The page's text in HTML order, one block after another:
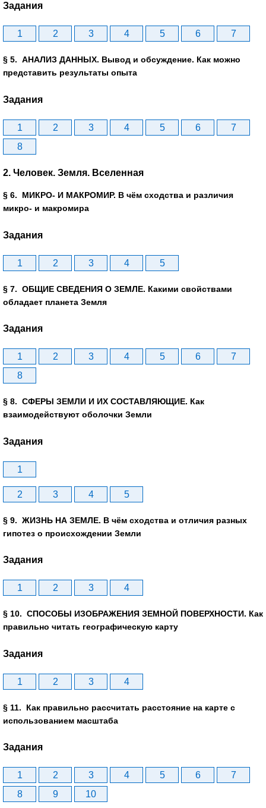
Задания
1 2 3 4 5 6 7
§ 5. АНАЛИЗ ДАННЫХ. Вывод и обсуждение. Как можно
представить результаты опыта
Задания
1 2 3 4 5 6
7
8
2. Человек. Земля. Вселенная
§ 6. МИКРО- И МАКРОМИР. В чём сходства и различия
микро- и макромира
Задания
1 2 3 4 5
§ 7. ОБЩИЕ СВЕДЕНИЯ О ЗЕМЛЕ. Какими свойствами
обладает планета Земля
Задания
1 2 3 4 5 6
7
8
§ 8. СФЕРЫ ЗЕМЛИ И ИХ СОСТАВЛЯЮЩИЕ. Как
взаимодействуют оболочки Земли
Задания
1
2 3 4 5
§ 9. ЖИЗНЬ НА ЗЕМЛЕ. В чём сходства и отличия разных
гипотез о происхождении Земли
Задания
1 2 3 4
§ 10. СПОСОБЫ ИЗОБРАЖЕНИЯ ЗЕМНОЙ ПОВЕРХНОСТИ. Как
правильно читать географическую карту
Задания
1 2 3 4
§ 11. Как правильно рассчитать расстояние на карте с
использованием масштаба
Задания
1 2 3 4 5 6
7
8
9 10